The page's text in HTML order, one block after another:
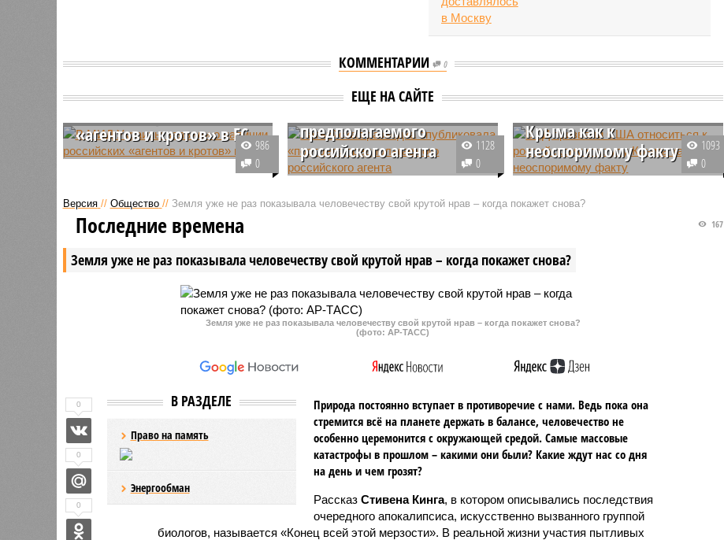
КОММЕНТАРИИ 0
ЕЩЕ НА САЙТЕ
В МИД Украины заявили
«агентов и кротов» в ЕС
Первый заместитель министра
Российская Федерация внедрила
в страны Европейского союза
своих «агентов и кротов»,
которые, по его словам,
беспилотных летательных
аппаратов над объектами
986
0
Латвийская разведка
опубликовала «портрет»
предполагаемого
российского агента
Служба военной разведки и
распространила рекомендации
операции НАТО «Балтийский
1128
0
В ГД призвали США
относиться к
Крыма как к
неоспоримому факту
Депутат Государственной думы
Соединённым Штатам следует
воспринимать российский статус
подлежащий пересмотру.
1093
0
Версия // Общество // Земля уже не раз показывала человечеству свой крутой нрав – когда покажет снова?
Земля уже не раз показывала человечеству свой крутой нрав – когда покажет снова?
167
Последние времена
Земля уже не раз показывала человечеству свой крутой нрав – когда покажет снова?
(фото: АР-ТАСС)
В РАЗДЕЛЕ
Право на память
Энергообман
Природа постоянно вступает в противоречие с нами. Ведь пока она
стремится всё на планете держать в балансе, человечество не
особенно церемонится с окружающей средой. Самые массовые
катастрофы в прошлом – какими они были? Какие ждут нас со дня
на день и чем грозят?
Рассказ Стивена Кинга, в котором описывались последствия
очередного апокалипсиса, искусственно вызванного группой
биологов, называется «Конец всей этой мерзости». В реальной жизни участия пытливых
0
0
0